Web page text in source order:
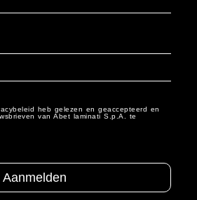
heb gelezen en geaccepteerd en
van Abet laminati S.p.A. te